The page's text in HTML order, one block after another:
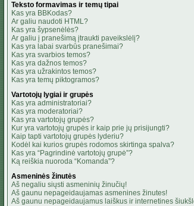
Teksto formavimas ir temų tipai
Kas yra BBKodas?
Ar galiu naudoti HTML?
Kas yra šypsenėlės?
Ar galiu į pranešimą įtraukti paveikslėlį?
Kas yra labai svarbūs pranešimai?
Kas yra svarbios temos?
Kas yra dažnos temos?
Kas yra užrakintos temos?
Kas yra temų piktogramos?
Vartotojų lygiai ir grupės
Kas yra administratoriai?
Kas yra moderatoriai?
Kas yra vartotojų grupės?
Kur yra vartotojų grupės ir kaip prie jų prisijungti?
Kaip tapti vartotojų grupės lyderiu?
Kodėl kai kurios grupės rodomos skirtinga spalva?
Kas yra “Pagrindinė vartotojų grupė”?
Ką reiškia nuoroda “Komanda”?
Asmeninės žinutės
Aš negaliu siųsti asmeninių žinučių!
Aš gaunu nepageidaujamas asmenines žinutes!
Aš gaunu nepageidaujamus laiškus ir internetines